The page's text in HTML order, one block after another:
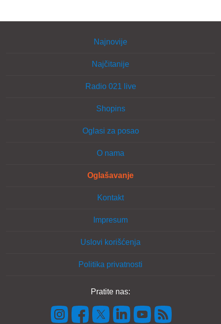
Najnovije
Najčitanije
Radio 021 live
Shopins
Oglasi za posao
O nama
Oglašavanje
Kontakt
Impresum
Uslovi korišćenja
Politika privatnosti
Pratite nas: